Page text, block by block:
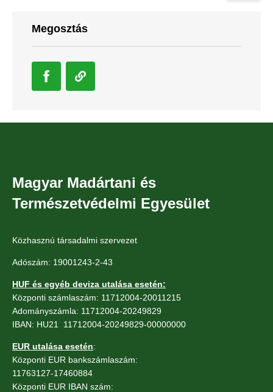
Megosztás
Magyar Madártani és
Természetvédelmi Egyesület
Közhasznú társadalmi szervezet
Adószám: 19001243-2-43
HUF és egyéb deviza utalása esetén:
Központi számlaszám: 11712004-20011215
Adományszámla: 11712004-20249829
IBAN: HU21 11712004-20249829-00000000
EUR utalása esetén:
Központi EUR bankszámlaszám:
11763127-17460884
Központi EUR IBAN szám: